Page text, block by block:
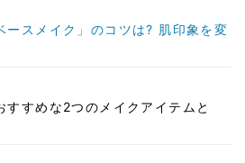
ースメイク」のコツは? 肌印象を変
すすめな2つのメイクアイテムと